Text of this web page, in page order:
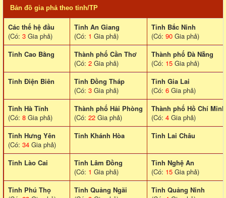
Bản đồ gia phả theo tỉnh/TP
Các thế hệ đầu
(Có: 3 Gia phả)
Tỉnh An Giang
(Có: 1 Gia phả)
Tỉnh Bắc Ninh
(Có: 90 Gia phả)
Tỉnh Cao Bằng
Thành phố Cần Thơ
(Có: 2 Gia phả)
Thành phố Đà Nẵng
(Có: 15 Gia phả)
Tỉnh Điện Biên
Tỉnh Đồng Tháp
(Có: 3 Gia phả)
Tỉnh Gia Lai
(Có: 6 Gia phả)
Tỉnh Hà Tĩnh
(Có: 8 Gia phả)
Thành phố Hải Phòng
(Có: 22 Gia phả)
Thành phố Hồ Chí Minh
(Có: 4 Gia phả)
Tỉnh Hưng Yên
(Có: 34 Gia phả)
Tỉnh Khánh Hòa Tinh Lai Châu
Tỉnh Lào Cai
Tỉnh Lâm Đồng
(Có: 1 Gia phả)
Tỉnh Nghệ An
(Có: 15 Gia phả)
Tỉnh Phú Thọ
Tỉnh Quảng Ngãi
Tỉnh Quảng Ninh